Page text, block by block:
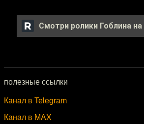
Смотри ролики Гоблина на
полезные ссылки
Канал в Telegram
Канал в MAX